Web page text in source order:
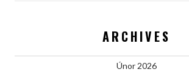
ARCHIVES
Únor 2026